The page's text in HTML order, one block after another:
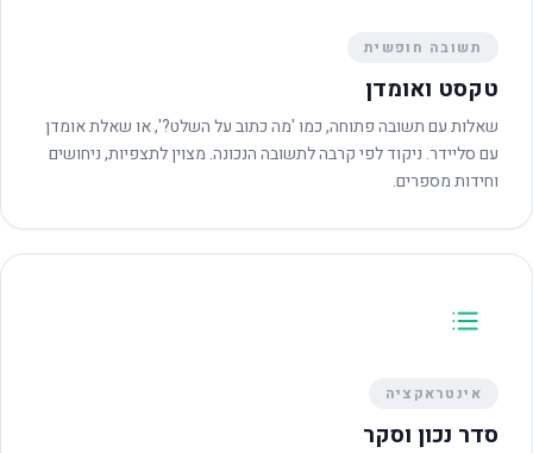
תשובה חופשית
טקסט ואומדן
שאלות עם תשובה פתוחה, כמו 'מה כתוב על השלט?', או שאלת אומדן
עם סליידר. ניקוד לפי קרבה לתשובה הנכונה. מצוין לתצפיות, ניחושים
וחידות מספרים.
אינטראקציה
סדר נכון וסקר